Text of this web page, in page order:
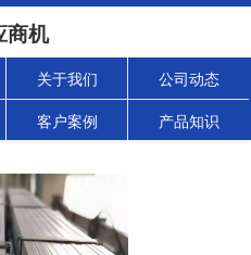
商机
关于我们 公司动态
客户案例 产品知识